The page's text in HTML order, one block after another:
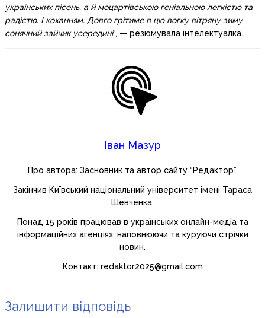
українських пісень, а й моцартівською геніальною легкістю та
радістю. І коханням. Довго грітиме в цю вогку вітряну зиму
сонячний зайчик усередині“, — резюмувала інтелектуалка.
Іван Мазур
Про автора: Засновник та автор сайту “Редактор”.
Закінчив Київський національний університет імені Тараса
Шевченка.
Понад 15 років працював в українських онлайн-медіа та
інформаційних агенціях, наповнюючи та куруючи стрічки
новин.
Контакт: redaktor2025@gmail.com
Залишити відповідь